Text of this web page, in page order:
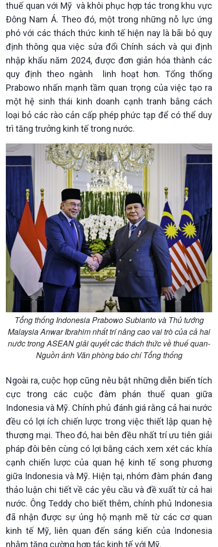
Chính phủ với người dân
Quốc hội với cử tri
Xây dựng đảng
Đảng trong cuộc sống
Nhận diện sự thật
Pháp luật và đời sống
Vấn đề quốc tế
Hồ sơ sự kiện quốc tế
Thế giới & Việt Nam
Biên cương - Một dải vững
Kinh tế
Tin Kinh tế
Trước giờ mở cửa
Dòng chảy Kinh tế
Sức sống hàng Việt
Khởi nghiệp
Tuyên chiến với gian lận
thương mại
Nông nghiệp & Biển đảo
Tin Nông nghiệp & Biển
đảo
Mùa vàng
Biển đảo Việt Nam
Tâm tình biên giới và hải
đảo
Tìm hiểu biển, đảo Việt
Nam
Tin Đời sống & Xã hội
360 độ Sức khỏe
Chuyển đổi Xanh
Tài nguyên và Môi trường
Chuyên gia của bạn
Xã hội chuyển động
Bước chân đến trường
Khoa học & Công nghệ
Tin Khoa học & Công nghệ
Kết nối công nghệ
Sống chung với biến đổi
khí hậu
thuế quan với Mỹ và khôi phục hợp tác trong khu vực
Đông Nam Á. Theo đó, một trong những nỗ lực ứng
phó với các thách thức kinh tế hiện nay là bãi bỏ quy
định thông qua việc sửa đổi Chính sách và qui định
nhập khẩu năm 2024, được đơn giản hóa thành các
quy định theo ngành linh hoạt hơn. Tổng thống
Prabowo nhấn mạnh tầm quan trọng của việc tạo ra
một hệ sinh thái kinh doanh cạnh tranh bằng cách
loại bỏ các rào cản cấp phép phức tạp để có thể duy
trì tăng trưởng kinh tế trong nước.
Tổng thống Indonesia Prabowo Subianto và Thủ tướng
Malaysia Anwar Ibrahim nhất trí nâng cao vai trò của cả hai
nước trong ASEAN giải quyết các thách thức về thuế quan-
Nguồn ảnh Văn phòng báo chí Tổng thống
Ngoài ra, cuộc họp cũng nêu bật những diễn biến tích
cực trong các cuộc đàm phán thuế quan giữa
Indonesia và Mỹ. Chính phủ đánh giá rằng cả hai nước
đều có lợi ích chiến lược trong việc thiết lập quan hệ
thương mại. Theo đó, hai bên đều nhất trí ưu tiên giải
pháp đôi bên cùng có lợi bằng cách xem xét các khía
cạnh chiến lược của quan hệ kinh tế song phương
giữa Indonesia và Mỹ. Hiện tại, nhóm đàm phán đang
thảo luận chi tiết về các yêu cầu và đề xuất từ ​​cả hai
nước. Ông Teddy cho biết thêm, chính phủ Indonesia
đã nhận được sự ủng hộ mạnh mẽ từ các cơ quan
kinh tế Mỹ, liên quan đến sáng kiến ​​của Indonesia
nhằm tăng cường hợp tác kinh tế với Mỹ.